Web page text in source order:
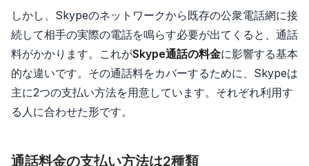
しかし、Skypeのネットワークから既存の公衆電話網に接
続して相手の実際の電話を鳴らす必要が出てくると、通話
料がかかります。これがSkype通話の料金に影響する基本
的な違いです。その通話料をカバーするために、Skypeは
主に2つの支払い方法を用意しています。それぞれ利用す
る人に合わせた形です。
通話料金の支払い方法は2種類